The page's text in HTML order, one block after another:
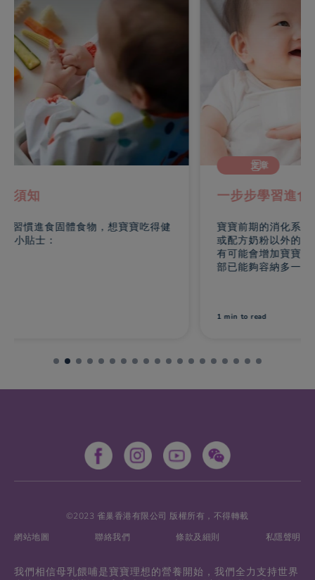
文章
一步步學習進食
寶寶前期的消化系統尚未成熟，不能完全消化母乳
或配方奶粉以外的食物，進食未接觸過的固體食物
有可能會增加寶寶的患敏感症的風險。現在他的胃
部已能夠容納多一點食物，消化道亦發展得更成
©2023 雀巢香港有限公司 版權所有，不得轉載
網站地圖
聯絡我們 條款及細則 私隱聲明
我們相信母乳餵哺是寶寶理想的營養開始，我們全力支持世界